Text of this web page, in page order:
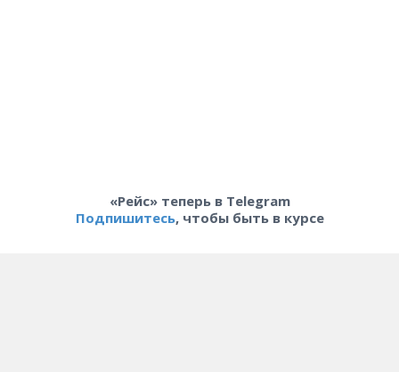
«Рейс» теперь в Telegram
Подпишитесь, чтобы быть в курсе